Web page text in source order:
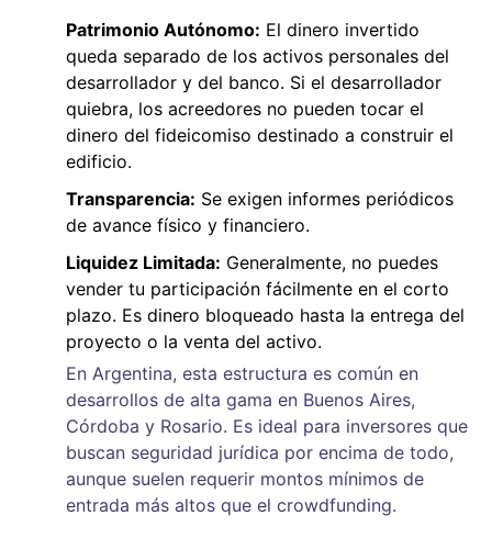
Patrimonio Autónomo: El dinero invertido
queda separado de los activos personales del
desarrollador y del banco. Si el desarrollador
quiebra, los acreedores no pueden tocar el
dinero del fideicomiso destinado a construir el
edificio.
Transparencia: Se exigen informes periódicos
de avance físico y financiero.
Liquidez Limitada: Generalmente, no puedes
vender tu participación fácilmente en el corto
plazo. Es dinero bloqueado hasta la entrega del
proyecto o la venta del activo.
En Argentina, esta estructura es común en
desarrollos de alta gama en Buenos Aires,
Córdoba y Rosario. Es ideal para inversores que
buscan seguridad jurídica por encima de todo,
aunque suelen requerir montos mínimos de
entrada más altos que el crowdfunding.